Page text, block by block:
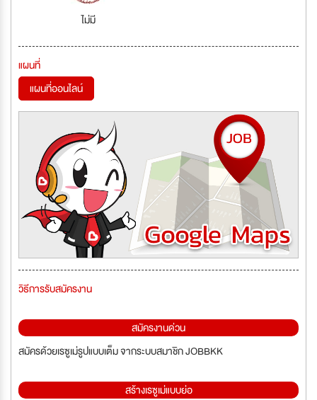
ไม่มี
แผนที่
แผนที่ออนไลน์
วิธีการรับสมัครงาน
สมัครงานด่วน
สมัครด้วยเรซูเม่รูปแบบเต็ม จากระบบสมาชิก JOBBKK
สร้างเรซูเม่แบบย่อ